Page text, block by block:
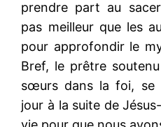
prendre part au
pas meilleur que les
pour approfondir le
Bref, le prêtre
sœurs dans la foi, se
jour à la suite de